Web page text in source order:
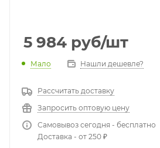
5 984 руб/шт
Мало Нашли дешевле?
Рассчитать доставку
Запросить оптовую цену
Самовывоз сегодня - бесплатно
Доставка - от 250 ₽